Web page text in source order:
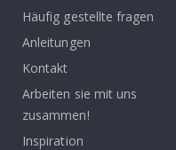
Häufig gestellte fragen
Anleitungen
Kontakt
Arbeiten sie mit uns
zusammen!
Inspiration